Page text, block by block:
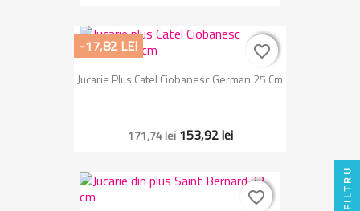
Jucarie Plus Catel Ciobanesc German 25 Cm
171,74 lei 153,92 lei
-17,82 LEI favorite_border
favorite_border
favorite_border
favorite_border FILTRU